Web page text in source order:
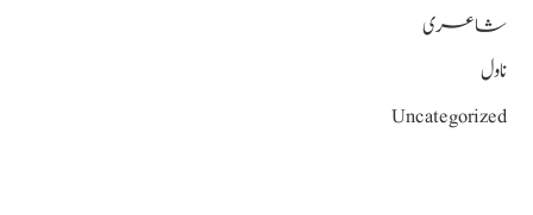
شاعری
ناول
Uncategorized